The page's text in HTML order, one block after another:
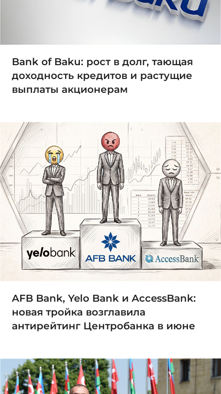
Bank of Baku: рост в долг, тающая
доходность кредитов и растущие
выплаты акционерам
AFB Bank, Yelo Bank и AccessBank:
новая тройка возглавила
антирейтинг Центробанка в июне